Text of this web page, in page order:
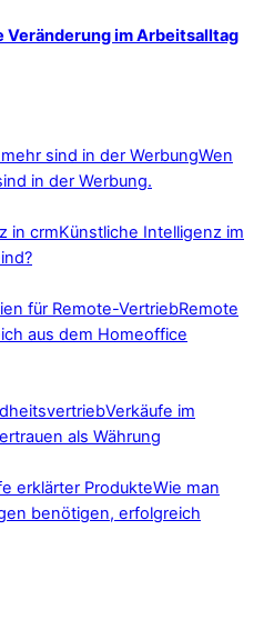
Veränderung im Arbeitsalltag
Wen
in der Werbung.
Künstliche Intelligenz im
Remote
aus dem Homeoffice
Verkäufe im
als Währung
Wie man
benötigen, erfolgreich